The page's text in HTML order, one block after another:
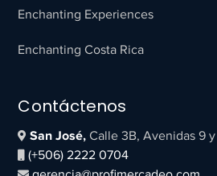
Enchanting Experiences
Enchanting Costa Rica
Contáctenos
San José,Calle 3B, Avenidas 9 y
(+506) 2222 0704